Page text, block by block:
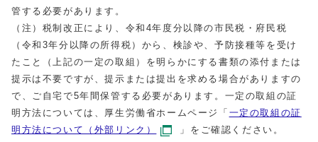
管する必要があります。
（注）税制改正により、令和4年度分以降の市民税・府民税
（令和3年分以降の所得税）から、検診や、予防接種等を受け
たこと（上記の一定の取組）を明らかにする書類の添付または
提示は不要ですが、提示または提出を求める場合がありますの
で、ご自宅で5年間保管する必要があります。一定の取組の証
明方法については、厚生労働省ホームページ「 一定の取組の証
明方法について（外部リンク）
」をご確認ください。